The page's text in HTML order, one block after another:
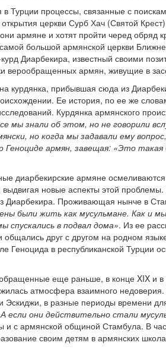
Турции процессы, связанные с
церкви Сурб Хач (Святой
армяне и хотят пройти черед
большой армянской церкви
Диарбекира, известный своими
верообращенных армян, живущие в
курдянка, прибывшая сюда из
Ее история, по ее же
Курдянка армянского
мы знали об этом, но не говорили
но когда мы задавали ему
Геноциде армян, завещая: «Это
диарбекирские армяне осмеливаются
новые аспекты этой проблемы.
Диарбекира. Проживающая нынче в
были жить как мусульмане. Как и
спускались в подвал дома». Из ее
друг с другом на родном
в республиканской Турции
еще раньше, в конце XIX и
атмосфера взаимного
Эскиджи, в разные периоды времени
если они действительно стали
и с армянской общиной Стамбула. В
своим детям в армянских